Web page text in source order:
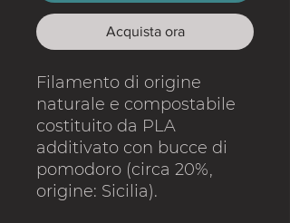
Acquista ora
Filamento di origine
naturale e compostabile
costituito da PLA
additivato con bucce di
pomodoro (circa 20%,
origine: Sicilia).